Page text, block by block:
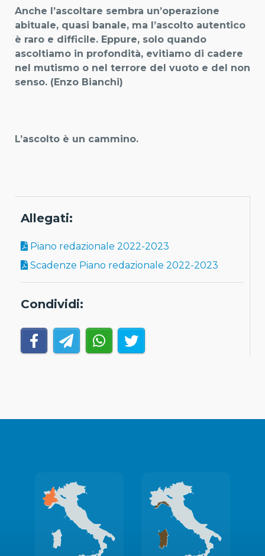
Allegati:
Piano redazionale 2022-2023
Scadenze Piano redazionale 2022-2023
Condividi:
Anche l’ascoltare sembra un’operazione
abituale, quasi banale, ma l’ascolto autentico
è raro e difficile. Eppure, solo quando
ascoltiamo in profondità, evitiamo di cadere
nel mutismo o nel terrore del vuoto e del non
senso. (Enzo Bianchi)
L’ascolto è un cammino.